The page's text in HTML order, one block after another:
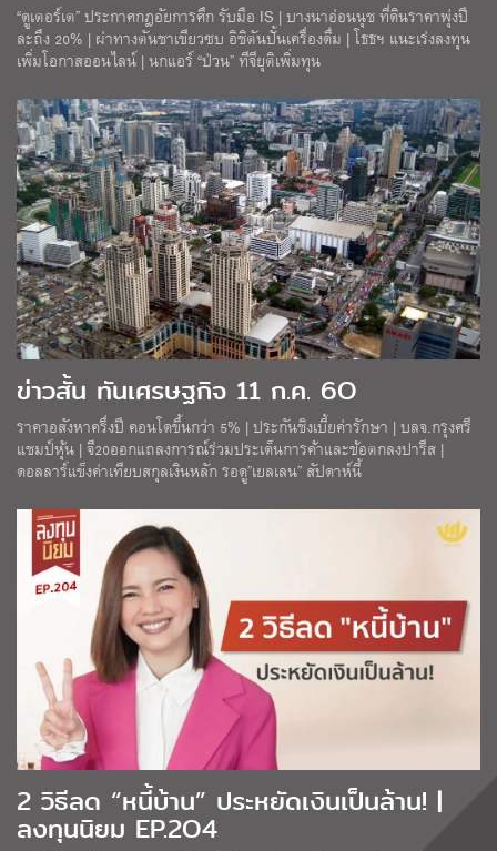
“ดูเตอร์เต” ประกาศกฎอัยการศึก รับมือ IS | บางนาอ่อนนุช ที่ดินราคาพุ่งปี
ละถึง 20% | ผ่าทางตันชาเขียวซบ อิชิตันปั้นเครื่องดื่ม | โธธฯ แนะเร่งลงทุน
เพิ่มโอกาสออนไลน์ | นกแอร์ “ป่วน” ทีจียุติเพิ่มทุน
ข่าวสั้น ทันเศรษฐกิจ 11 ก.ค. 6O
ราคาอสังหาครึ่งปี คอนโดขึ้นกว่า 5% | ประกันชิงเบี้ยค่ารักษา | บลจ.กรุงศรี
แชมป์หุ้น | จี20ออกแถลงการณ์ร่วมประเด็นการค้าและข้อตกลงปารีส |
ดอลลาร์แข็งค่าเทียบสกุลเงินหลัก รอดู”เยลเลน” สัปดาห์นี้
2 วิธีลด “หนี้บ้าน” ประหยัดเงินเป็นล้าน! |
ลงทุนนิยม EP.2O4